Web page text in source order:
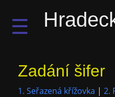
☰
Zadání šifer
1. Seřazená křížovka | 2.